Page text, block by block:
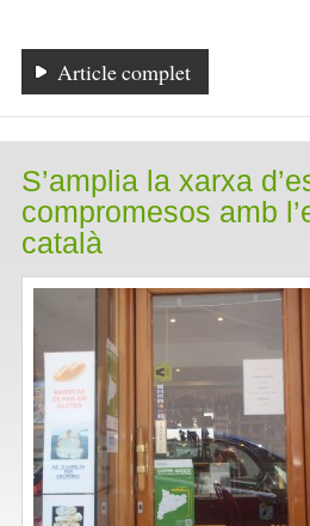
Article complet
S’amplia la xarxa
compromesos amb
català